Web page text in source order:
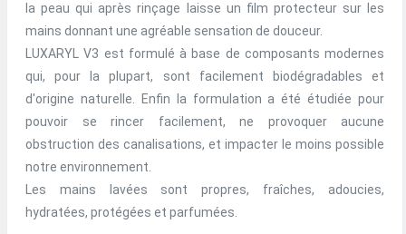
la peau qui après rinçage laisse un film protecteur sur les
mains donnant une agréable sensation de douceur.
LUXARYL V3 est formulé à base de composants modernes
qui, pour la plupart, sont facilement biodégradables et
d'origine naturelle. Enfin la formulation a été étudiée pour
pouvoir se rincer facilement, ne provoquer aucune
obstruction des canalisations, et impacter le moins possible
notre environnement.
Les mains lavées sont propres, fraîches, adoucies,
hydratées, protégées et parfumées.